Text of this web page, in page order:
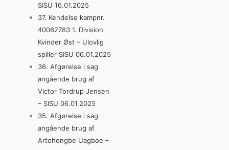
SISU 16.01.2025
37. Kendelse kampnr.
40062783 1. Division
Kvinder Øst – Ulovlig
spiller SISU 06.01.2025
36. Afgørelse i sag
angående brug af
Victor Tordrup Jensen
– SISU 06.01.2025
35. Afgørelse i sag
angående brug af
Artohengbe Uagboe –